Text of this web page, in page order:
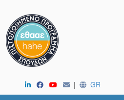
| GR